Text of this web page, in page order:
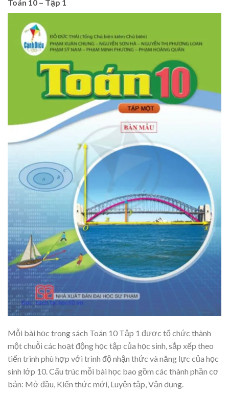
Toán 10 – Tập 1
Mỗi bài học trong sách Toán 10 Tập 1 được tổ chức thành
một chuỗi các hoạt động học tập của học sinh, sắp xếp theo
tiến trình phù hợp với trình độ nhận thức và năng lực của học
sinh lớp 10. Cấu trúc mỗi bài học bao gồm các thành phần cơ
bản: Mở đầu, Kiến thức mới, Luyện tập, Vận dụng.